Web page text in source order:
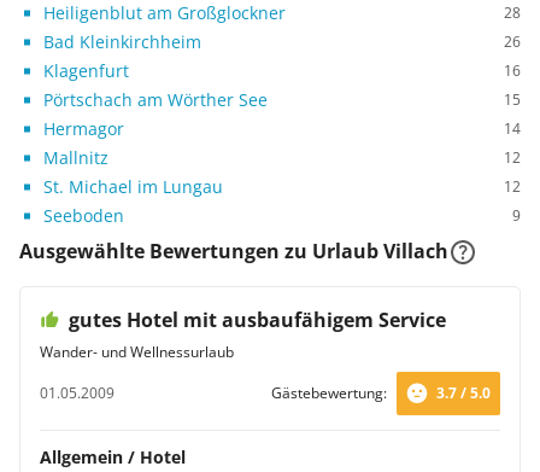
Heiligenblut am Großglockner 28
Bad Kleinkirchheim 26
Klagenfurt 16
Pörtschach am Wörther See 15
Hermagor 14
Mallnitz 12
St. Michael im Lungau 12
Seeboden 9
Ausgewählte Bewertungen zu Urlaub Villach
gutes Hotel mit ausbaufähigem Service
Wander- und Wellnessurlaub
01.05.2009
Gästebewertung: 3.7 / 5.0
Allgemein / Hotel